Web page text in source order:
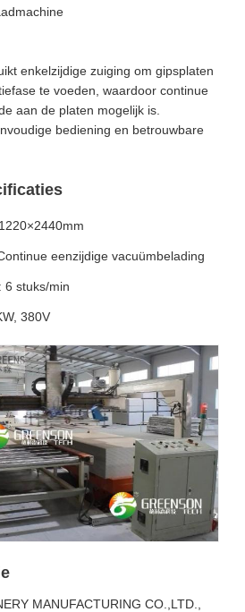
enkelzijdige zuiging om gipsplaten
te voeden, waardoor continue
aan de platen mogelijk is.
bediening en betrouwbare
eenzijdige vacuümbelading
6 stuks/min
380V
MANUFACTURING CO.,LTD.,